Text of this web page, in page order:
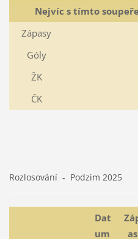
Nejvíc s tímto
Zápasy
Góly
ŽK
ČK
Rozlosování - Podzim 2025
Dat
um
as